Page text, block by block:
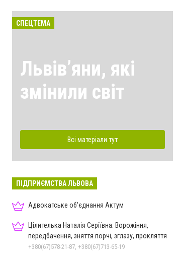
СПЕЦТЕМА
Львівʼяни, які
змінили світ
Всі матеріали тут
ПІДПРИЄМСТВА ЛЬВОВА
Адвокатське об'єднання Актум
Цілителька Наталія Серіївна. Ворожіння,
передбачення, зняття порчі, зглазу, прокляття
+380(67)578-21-87, +380(67)713-65-19